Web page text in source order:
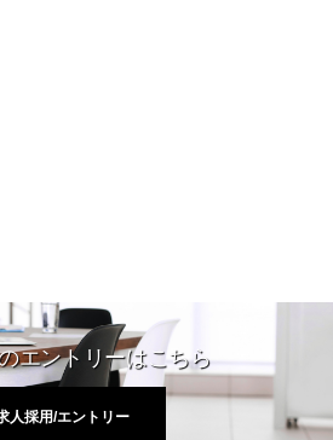
エントリーはこちら
人採用/エントリー